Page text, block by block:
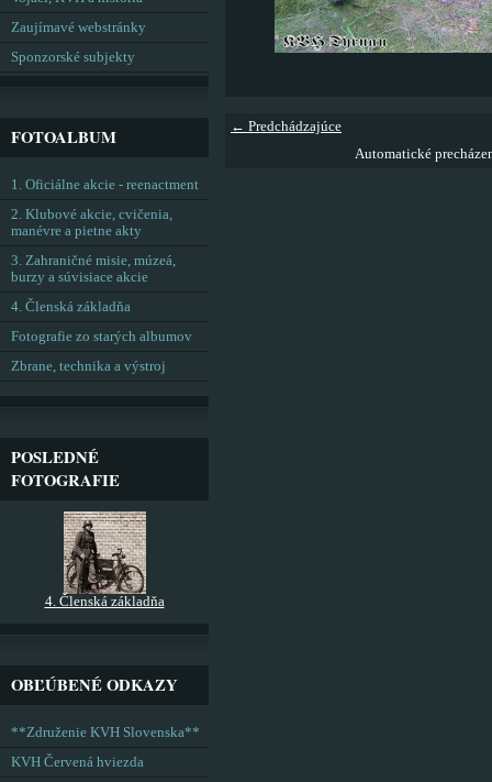
← Predchádzajúce
Automatické
Zaujímavé webstránky
Sponzorské subjekty
FOTOALBUM
1. Oficiálne akcie - reenactment
2. Klubové akcie, cvičenia,
manévre a pietne akty
3. Zahraničné misie, múzeá,
burzy a súvisiace akcie
4. Členská základňa
Fotografie zo starých albumov
Zbrane, technika a výstroj
POSLEDNÉ
FOTOGRAFIE
4. Členská základňa
OBĽÚBENÉ ODKAZY
**Združenie KVH Slovenska**
KVH Červená hviezda